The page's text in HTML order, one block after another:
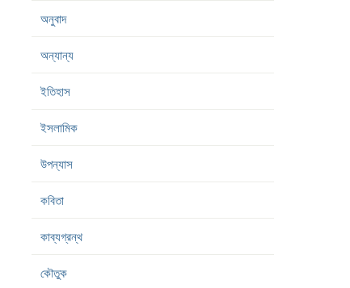
অনুবাদ
অন্যান্য
ইতিহাস
ইসলামিক
উপন্যাস
কবিতা
কাব্যগ্রন্থ
কৌতুক